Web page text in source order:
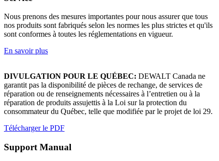
Nous prenons des mesures importantes pour nous assurer que tous
nos produits sont fabriqués selon les normes les plus strictes et qu'ils
sont conformes à toutes les réglementations en vigueur.
En savoir plus
DIVULGATION POUR LE QUÉBEC: DEWALT Canada ne
garantit pas la disponibilité de pièces de rechange, de services de
réparation ou de renseignements nécessaires à l’entretien ou à la
réparation de produits assujettis à la Loi sur la protection du
consommateur du Québec, telle que modifiée par le projet de loi 29.
Télécharger le PDF
Support Manual